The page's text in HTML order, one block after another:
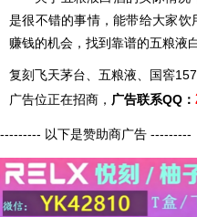
是很不错的事情，能带给大家
赚钱的机会，找到靠谱的五粮液
复刻飞天茅台、五粮液、国窖
广告位正在招商， 广告联系QQ：
--------- 以下是赞助商广告 ---------